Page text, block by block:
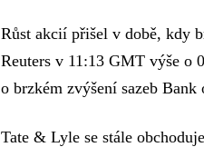
Růst akcií přišel v době, kdy
Reuters v 11:13 GMT výše o
o brzkém zvýšení sazeb Bank
Tate & Lyle se stále